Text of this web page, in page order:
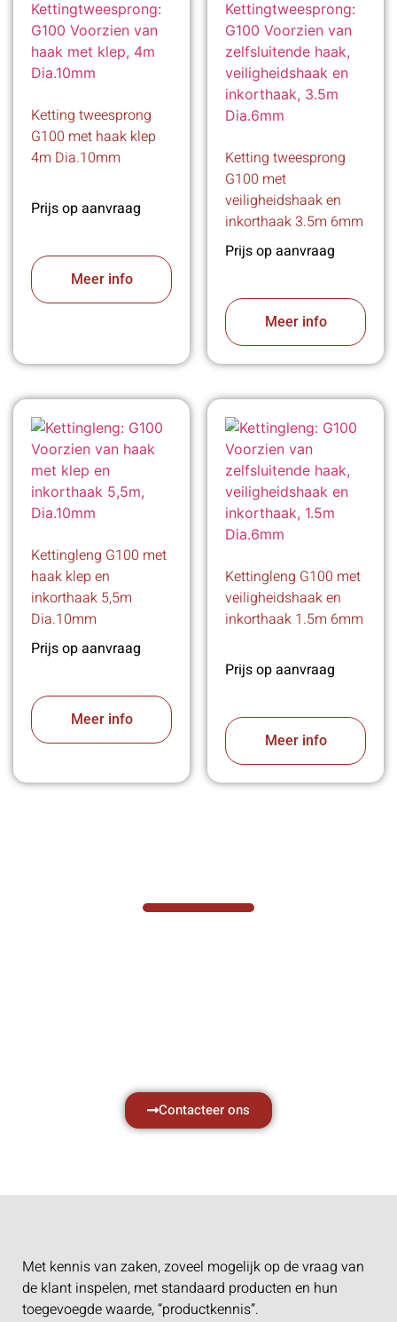
Ketting tweesprong
G100 met haak klep
4m Dia.10mm
Prijs op aanvraag
Meer info
Ketting tweesprong
G100 met
veiligheidshaak en
inkorthaak 3.5m 6mm
Prijs op aanvraag
Meer info
Kettingleng G100 met
haak klep en
inkorthaak 5,5m
Dia.10mm
Prijs op aanvraag
Meer info
Kettingleng G100 met
veiligheidshaak en
inkorthaak 1.5m 6mm
Prijs op aanvraag
Meer info
Contacteer ons
Met kennis van zaken, zoveel mogelijk op de vraag van
de klant inspelen, met standaard producten en hun
toegevoegde waarde, “productkennis”.